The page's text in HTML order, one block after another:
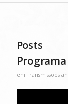
Posts
emTransmissões